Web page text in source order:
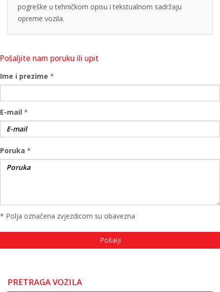
pogreške u tehničkom opisu i tekstualnom sadržaju
opreme vozila.
Pošaljite nam poruku ili upit
Ime i prezime *
E-mail *
Poruka *
* Polja označena zvjezdicom su obavezna
PRETRAGA VOZILA